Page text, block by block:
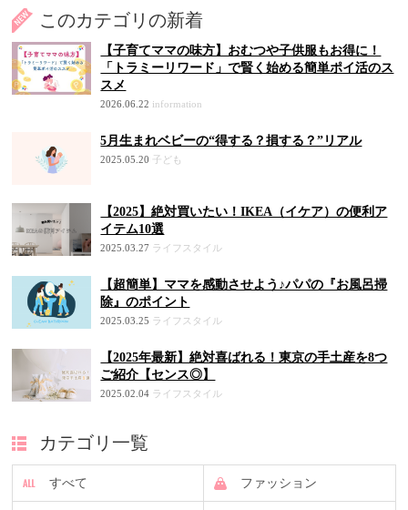
このカテゴリの新着
【子育てママの味方】おむつや子供服もお得に！
「トラミーリワード」で賢く始める簡単ポイ活のス
スメ
2026.06.22 information
5月生まれベビーの“得する？損する？”リアル
2025.05.20 子ども
【2025】絶対買いたい！IKEA（イケア）の便利ア
イテム10選
2025.03.27 ライフスタイル
【超簡単】ママを感動させよう♪パパの『お風呂掃
除』のポイント
2025.03.25 ライフスタイル
【2025年最新】絶対喜ばれる！東京の手土産を8つ
ご紹介【センス◎】
2025.02.04 ライフスタイル
カテゴリ一覧
すべて ファッション